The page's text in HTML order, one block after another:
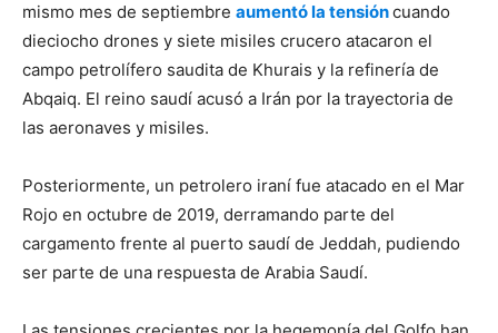
mismo mes de septiembre aumentó la tensióncuando
dieciocho drones y siete misiles crucero atacaron el
campo petrolífero saudita de Khurais y la refinería de
Abqaiq. El reino saudí acusó a Irán por la trayectoria de
las aeronaves y misiles.
Posteriormente, un petrolero iraní fue atacado en el Mar
Rojo en octubre de 2019, derramando parte del
cargamento frente al puerto saudí de Jeddah, pudiendo
ser parte de una respuesta de Arabia Saudí.